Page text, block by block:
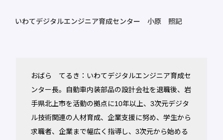
いわてデジタルエンジニア育成センター 小原 照記
おばら てるき：いわてデジタルエンジニア育成セ
ンター長。自動車内装部品の設計会社を退職後、岩
手県北上市を活動の拠点に10年以上、3次元デジタ
ル技術関連の人材育成、企業支援に努め、学生から
求職者、企業まで幅広く指導し、3次元から始める